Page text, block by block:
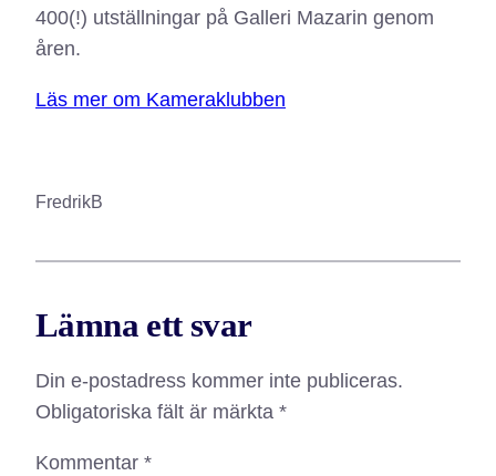
400(!) utställningar på Galleri Mazarin genom
åren.
Läs mer om Kameraklubben
FredrikB
Lämna ett svar
Din e-postadress kommer inte publiceras.
Obligatoriska fält är märkta *
Kommentar *